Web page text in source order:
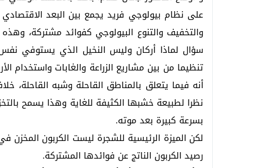
على نظام بيولوجي فريد يجمع بين البعد
والتخفيف والتنوع البيولوجي كفوائد مشتركة،
سؤال لماذا أركان وليس النخيل الذي يستوفي نفس
تنظيما من بين مشاريع الزراعة والغابات واستخدام
أنه فيما يتعلق بالمناطق القاحلة وشبه القاحلة،
نظرا لطبيعة خشبها الكثيفة للغاية وهذا يسمح
بسرعة كبيرة بعد موته.
لكن الميزة الرئيسية للشجرة ليست الكربون
رصيد الكربون الناتج عن فوائدها المشتركة.